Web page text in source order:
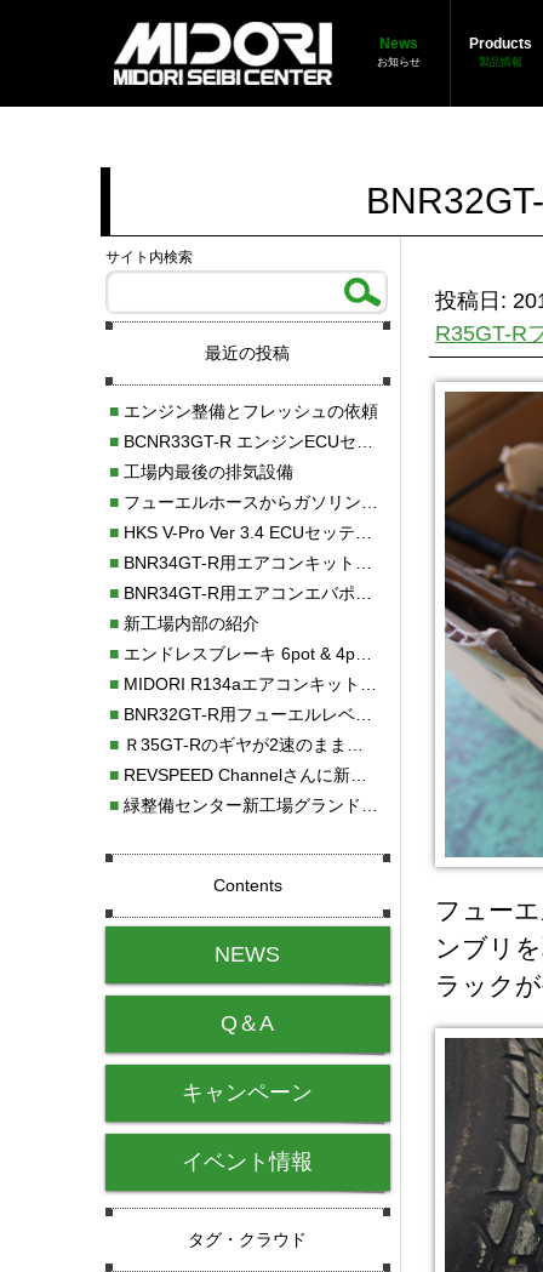
News
お知らせ
Products
製品情報
投稿日:
R35GT-R
フュー
ンブリ
ラック
サイト内検索
最近の投稿
■エンジン整備とフレッシュの依頼
■BCNR33GT-R エンジンECUセッティング調整
■工場内最後の排気設備
■フューエルホースからガソリン漏れ
■HKS V-Pro Ver 3.4 ECUセッティング
■BNR34GT-R用エアコンキット新発売！！
■BNR34GT-R用エアコンエバポレーターを新発売！！
■新工場内部の紹介
■エンドレスブレーキ 6pot & 4potオーバーホール
■MIDORI R134aエアコンキットタイプⅡ取り付け
■BNR32GT-R用フューエルレベルセンサー新発売！！
■Ｒ35GT-Rのギヤが2速のまま変速しない！！
■REVSPEED Channelさんに新社屋を紹介していただきました!!
■緑整備センター新工場グランドオープン・続報
Contents
NEWS
Q＆A
キャンペーン
イベント情報
タグ・クラウド